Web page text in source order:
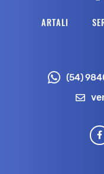
ARTALI
(54)